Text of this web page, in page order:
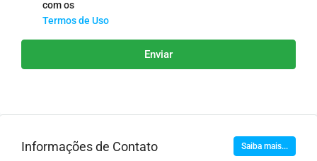
com os
Termos de Uso
Enviar
Informações de Contato Saiba mais...